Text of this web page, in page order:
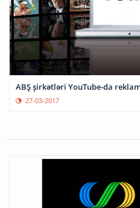
ABŞ şirkətləri YouTube-da
27-03-2017